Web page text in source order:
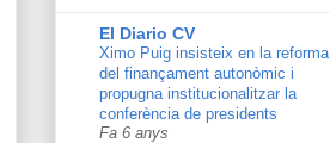
El Diario CV
Ximo Puig insisteix en la reforma
del finançament autonòmic i
propugna institucionalitzar la
conferència de presidents
Fa 6 anys